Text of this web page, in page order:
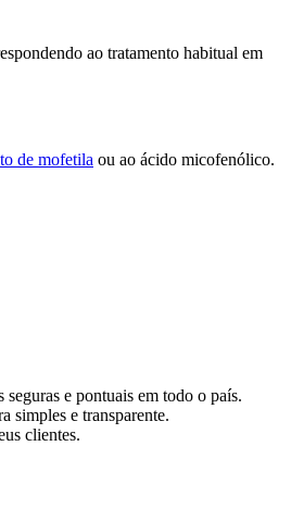
ao tratamento habitual em
de mofetila ou ao ácido micofenólico.
e pontuais em todo o país.
simples e transparente.
clientes.